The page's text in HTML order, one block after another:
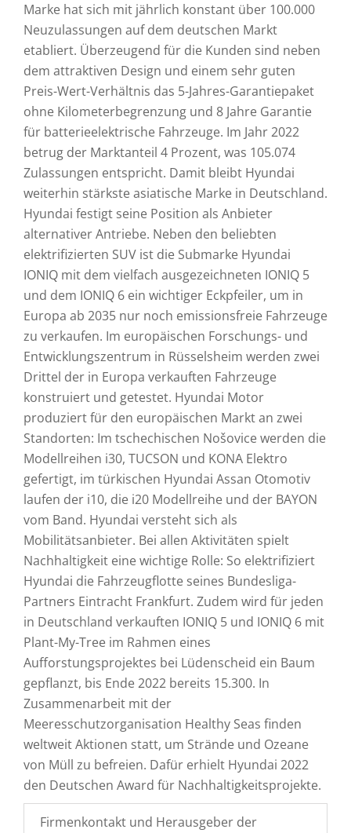
Marke hat sich mit jährlich konstant über 100.000
Neuzulassungen auf dem deutschen Markt
etabliert. Überzeugend für die Kunden sind neben
dem attraktiven Design und einem sehr guten
Preis-Wert-Verhältnis das 5-Jahres-Garantiepaket
ohne Kilometerbegrenzung und 8 Jahre Garantie
für batterieelektrische Fahrzeuge. Im Jahr 2022
betrug der Marktanteil 4 Prozent, was 105.074
Zulassungen entspricht. Damit bleibt Hyundai
weiterhin stärkste asiatische Marke in Deutschland.
Hyundai festigt seine Position als Anbieter
alternativer Antriebe. Neben den beliebten
elektrifizierten SUV ist die Submarke Hyundai
IONIQ mit dem vielfach ausgezeichneten IONIQ 5
und dem IONIQ 6 ein wichtiger Eckpfeiler, um in
Europa ab 2035 nur noch emissionsfreie Fahrzeuge
zu verkaufen. Im europäischen Forschungs- und
Entwicklungszentrum in Rüsselsheim werden zwei
Drittel der in Europa verkauften Fahrzeuge
konstruiert und getestet. Hyundai Motor
produziert für den europäischen Markt an zwei
Standorten: Im tschechischen Nošovice werden die
Modellreihen i30, TUCSON und KONA Elektro
gefertigt, im türkischen Hyundai Assan Otomotiv
laufen der i10, die i20 Modellreihe und der BAYON
vom Band. Hyundai versteht sich als
Mobilitätsanbieter. Bei allen Aktivitäten spielt
Nachhaltigkeit eine wichtige Rolle: So elektrifiziert
Hyundai die Fahrzeugflotte seines Bundesliga-
Partners Eintracht Frankfurt. Zudem wird für jeden
in Deutschland verkauften IONIQ 5 und IONIQ 6 mit
Plant-My-Tree im Rahmen eines
Aufforstungsprojektes bei Lüdenscheid ein Baum
gepflanzt, bis Ende 2022 bereits 15.300. In
Zusammenarbeit mit der
Meeresschutzorganisation Healthy Seas finden
weltweit Aktionen statt, um Strände und Ozeane
von Müll zu befreien. Dafür erhielt Hyundai 2022
den Deutschen Award für Nachhaltigkeitsprojekte.
Firmenkontakt und Herausgeber der